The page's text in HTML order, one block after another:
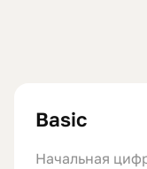
Basic
Начальная